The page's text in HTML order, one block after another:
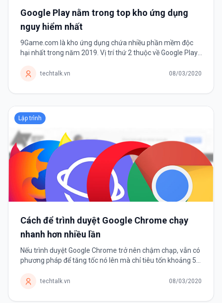
Google Play nằm trong top kho ứng dụng
nguy hiểm nhất
9Game.com là kho ứng dụng chứa nhiều phần mềm độc
hại nhất trong năm 2019. Vị trí thứ 2 thuộc về Google Play.
năm 2019 của công ty...
techtalk.vn 08/03/2020
Lập trình
Cách để trình duyệt Google Chrome chạy
nhanh hơn nhiều lần
Nếu trình duyệt Google Chrome trở nên chậm chạp, vẫn có
phương pháp để tăng tốc nó lên mà chỉ tiêu tốn khoảng 5
được một thời...
techtalk.vn 08/03/2020